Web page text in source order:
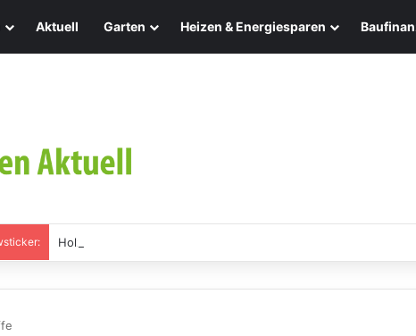
Aktuell Garten Heizen & Energiesparen
Holz Pendelleuchten: Eleganz und Nachhaltigkeit für Ihr Zuhause